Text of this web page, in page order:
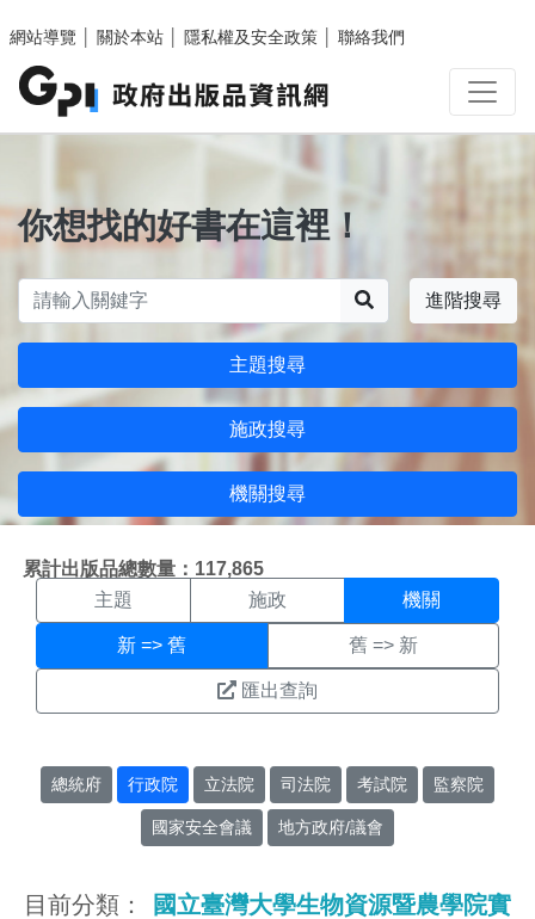
網站導覽
關於本站 隱私權及安全政策 聯絡我們
你想找的好書在這裡！
進階搜尋
主題搜尋
施政搜尋
機關搜尋
累計出版品總數量：117,865
機關搜尋結果頁面
主題 施政 機關
新 => 舊 舊 => 新
匯出查詢
總統府 行政院 立法院 司法院 考試院 監察院
國家安全會議 地方政府/議會
目前分類：
國立臺灣大學生物資源暨農學院實